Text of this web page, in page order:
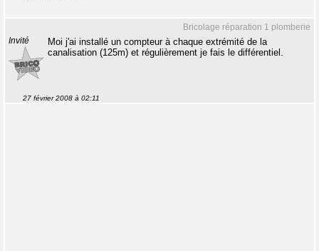
Bricolage réparation 1 plomberie
Invité
Moi j'ai installé un compteur à chaque extrémité de la
canalisation (125m) et régulièrement je fais le différentiel.
27 février 2008 à 02:11